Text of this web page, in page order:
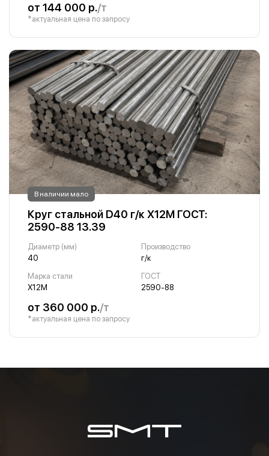
от 144 000 р./т
*актуальная цена по запросу
В наличии мало
Круг стальной D40 г/к Х12М ГОСТ:
2590-88 13.39
Диаметр (мм)
40
Производство
г/к
Марка стали
Х12М
ГОСТ
2590-88
от 360 000 р./т
*актуальная цена по запросу